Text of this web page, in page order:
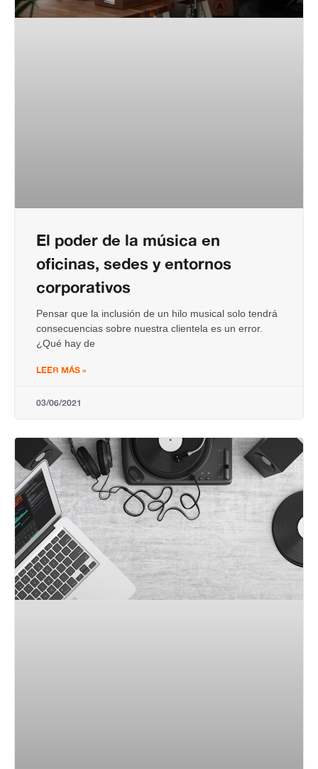
El poder de la música en
oficinas, sedes y entornos
corporativos
Pensar que la inclusión de un hilo musical solo tendrá
consecuencias sobre nuestra clientela es un error.
¿Qué hay de
LEER MÁS »
03/06/2021